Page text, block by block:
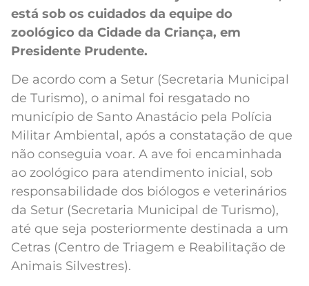
está sob os cuidados da equipe do
zoológico da Cidade da Criança, em
Presidente Prudente.
De acordo com a Setur (Secretaria Municipal
de Turismo), o animal foi resgatado no
município de Santo Anastácio pela Polícia
Militar Ambiental, após a constatação de que
não conseguia voar. A ave foi encaminhada
ao zoológico para atendimento inicial, sob
responsabilidade dos biólogos e veterinários
da Setur (Secretaria Municipal de Turismo),
até que seja posteriormente destinada a um
Cetras (Centro de Triagem e Reabilitação de
Animais Silvestres).